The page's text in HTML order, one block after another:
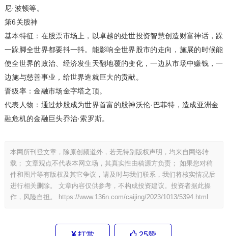
尼·波顿等。
第6关股神
基本特征：在股票市场上，以卓越的处世投资智慧创造财富神话，跺
一跺脚全世界都要抖一抖。能影响全世界股市的走向，施展的时候能
使全世界的政治、经济发生天翻地覆的变化，一边从市场中赚钱，一
边施与慈善事业，给世界造就巨大的贡献。
晋级率：金融市场金字塔之顶。
代表人物：通过炒股成为世界首富的股神沃伦·巴菲特，造成亚洲金
融危机的金融巨头乔治·索罗斯。
本网所刊登文章，除原创频道外，若无特别版权声明，均来自网络转
载； 文章观点不代表本网立场，其真实性由稿源方负责； 如果您对稿
件和图片等有版权及其它争议，请及时与我们联系，我们将核实情况后
进行相关删除。 文章内容仅供参考，不构成投资建议。投资者据此操
作，风险自担。
https://www.136n.com/caijing/2023/1013/5394.html